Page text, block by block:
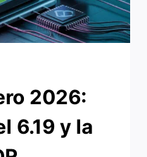
2026:
6.19 y la